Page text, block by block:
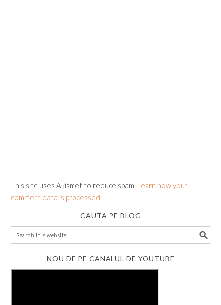
This site uses Akismet to reduce spam. Learn how your
comment data is processed.
CAUTA PE BLOG
NOU DE PE CANALUL DE YOUTUBE